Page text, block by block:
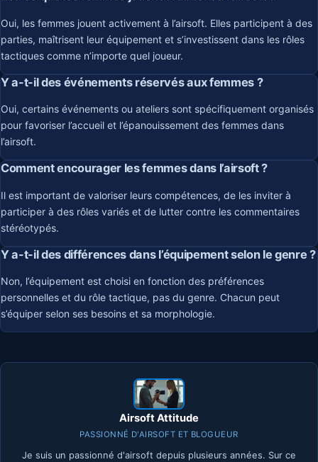
Oui, les femmes jouent activement à l’airsoft. Elles participent à des
parties, maîtrisent leur équipement et s’investissent dans les rôles
tactiques comme n’importe quel joueur.
Y a-t-il des événements réservés aux femmes ?
Oui, certains événements ou ateliers sont spécifiquement organisés
pour favoriser l’accueil et l’épanouissement des femmes dans
l’airsoft.
Comment encourager les femmes dans l’airsoft ?
Il est important de valoriser leurs compétences, de les inviter à
participer à des rôles variés et de lutter contre les commentaires
stéréotypés.
Y a-t-il des différences dans l’équipement selon le genre ?
Non, l’équipement est choisi en fonction des préférences
personnelles et du rôle tactique, pas du genre. Chacun peut
s’équiper selon ses besoins et sa morphologie.
Airsoft Attitude
PASSIONNÉ D'AIRSOFT ET BLOGUEUR
Je suis un passionné d'airsoft depuis plusieurs années. Sur ce